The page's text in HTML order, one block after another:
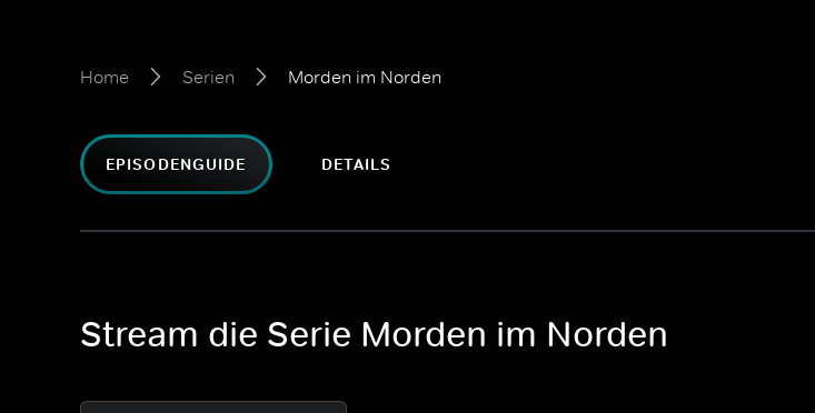
Home Serien Morden im Norden
EPISODENGUIDE DETAILS
Stream die Serie Morden im Norden